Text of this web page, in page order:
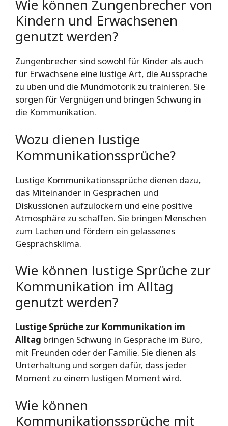
Wie können Zungenbrecher von
Kindern und Erwachsenen
genutzt werden?
Zungenbrecher sind sowohl für Kinder als auch
für Erwachsene eine lustige Art, die Aussprache
zu üben und die Mundmotorik zu trainieren. Sie
sorgen für Vergnügen und bringen Schwung in
die Kommunikation.
Wozu dienen lustige
Kommunikationssprüche?
Lustige Kommunikationssprüche dienen dazu,
das Miteinander in Gesprächen und
Diskussionen aufzulockern und eine positive
Atmosphäre zu schaffen. Sie bringen Menschen
zum Lachen und fördern ein gelassenes
Gesprächsklima.
Wie können lustige Sprüche zur
Kommunikation im Alltag
genutzt werden?
Lustige Sprüche zur Kommunikation im
Alltag bringen Schwung in Gespräche im Büro,
mit Freunden oder der Familie. Sie dienen als
Unterhaltung und sorgen dafür, dass jeder
Moment zu einem lustigen Moment wird.
Wie können
Kommunikationssprüche mit